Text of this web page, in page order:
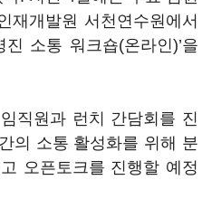
재개발원 서천연수원에서
소통 워크숍(온라인)’을
직원과 런치 간담회를 진
의 소통 활성화를 위해 분
오픈토크를 진행할 예정